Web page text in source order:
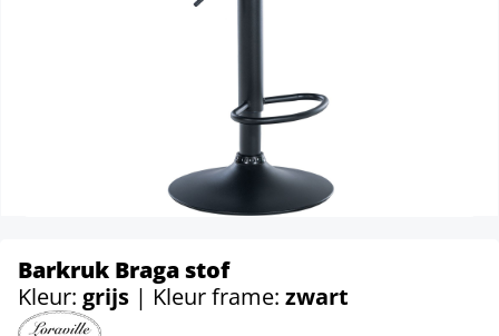
Barkruk Braga stof
Kleur: grijs | Kleur frame: zwart